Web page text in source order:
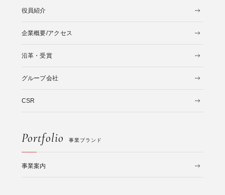
役員紹介
企業概要/アクセス
沿革・受賞
グループ会社
CSR
Portfolio 事業ブランド
事業案内